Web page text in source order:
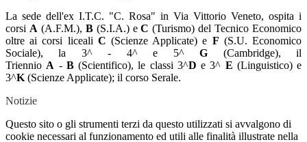
La sede dell'ex I.T.C. "C. Rosa" in Via Vittorio Veneto, ospita i
corsi A (A.F.M.), B(S.I.A.) eC (Turismo) del Tecnico Economico
oltre ai corsi liceali C(Scienze Applicate) e F (S.U. Economico
Sociale), la 3^ - 4^ e 5^G (Cambridge), il
Triennio A - B (Scientifico), le classi 3^D e 3^ E (Linguistico) e
3^K (Scienze Applicate); il corso Serale.
Notizie
Questo sito o gli strumenti terzi da questo utilizzati si avvalgono di
cookie necessari al funzionamento ed utili alle finalità illustrate nella